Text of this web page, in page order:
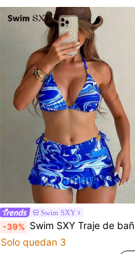
Swim SXY
-39% Swim SXY Traje de baño elegante de 3 piezas con estampado aleatorio de tela para mujer
Solo quedan 3